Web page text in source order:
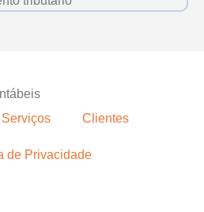
Serviços Clientes
de Privacidade